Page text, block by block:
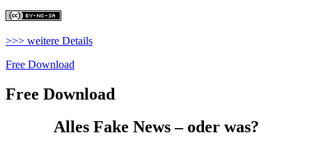
>>> weitere Details
Free Download
Free Download
Alles Fake News – oder was?